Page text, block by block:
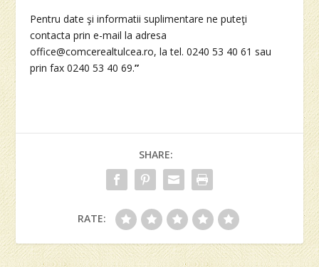
Pentru date şi informatii suplimentare ne puteţi
contacta prin e-mail la adresa
office@comcerealtulcea.ro, la tel. 0240 53 40 61 sau
prin fax 0240 53 40 69.”
SHARE:
RATE: